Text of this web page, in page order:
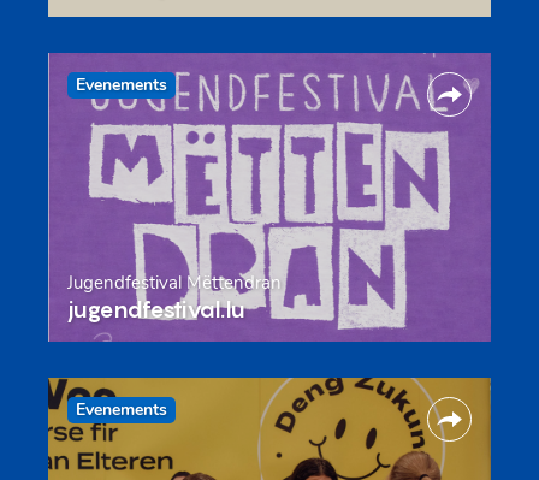
Evenements
Jugendfestival Mëttendran
jugendfestival.lu
Evenements